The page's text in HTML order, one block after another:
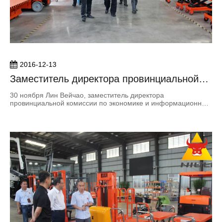
2016-12-13
Заместитель директора провинциальной
комиссии по экономике и
информационным технологиям и другими
30 ноября Лин Вейчао, заместитель директора
провинциальной комиссии по экономике и информационным
исполнительного вице -вице